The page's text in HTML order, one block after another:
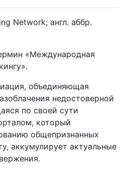
Network; англ. аббр.
«Международная
объединяющая
недостоверной
по своей сути
который
общепризнанных
аккумулирует актуальные